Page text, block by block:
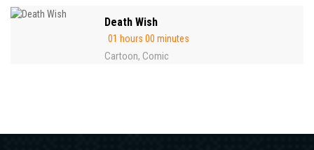
Death Wish
01 hours 00 minutes
Cartoon, Comic